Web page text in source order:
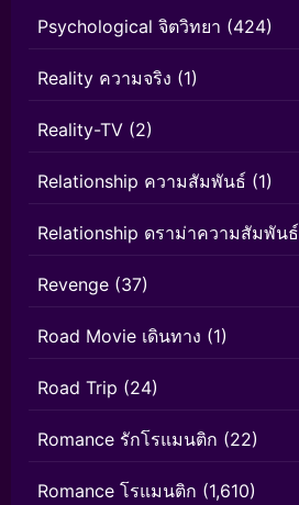
Psychological จิตวิทยา (424)
Reality ความจริง (1)
Reality-TV (2)
Relationship ความสัมพันธ์ (1)
Relationship ดราม่าความสัมพันธ์
Revenge (37)
Road Movie เดินทาง (1)
Road Trip (24)
Romance รักโรแมนติก (22)
Romance โรแมนติก (1,610)